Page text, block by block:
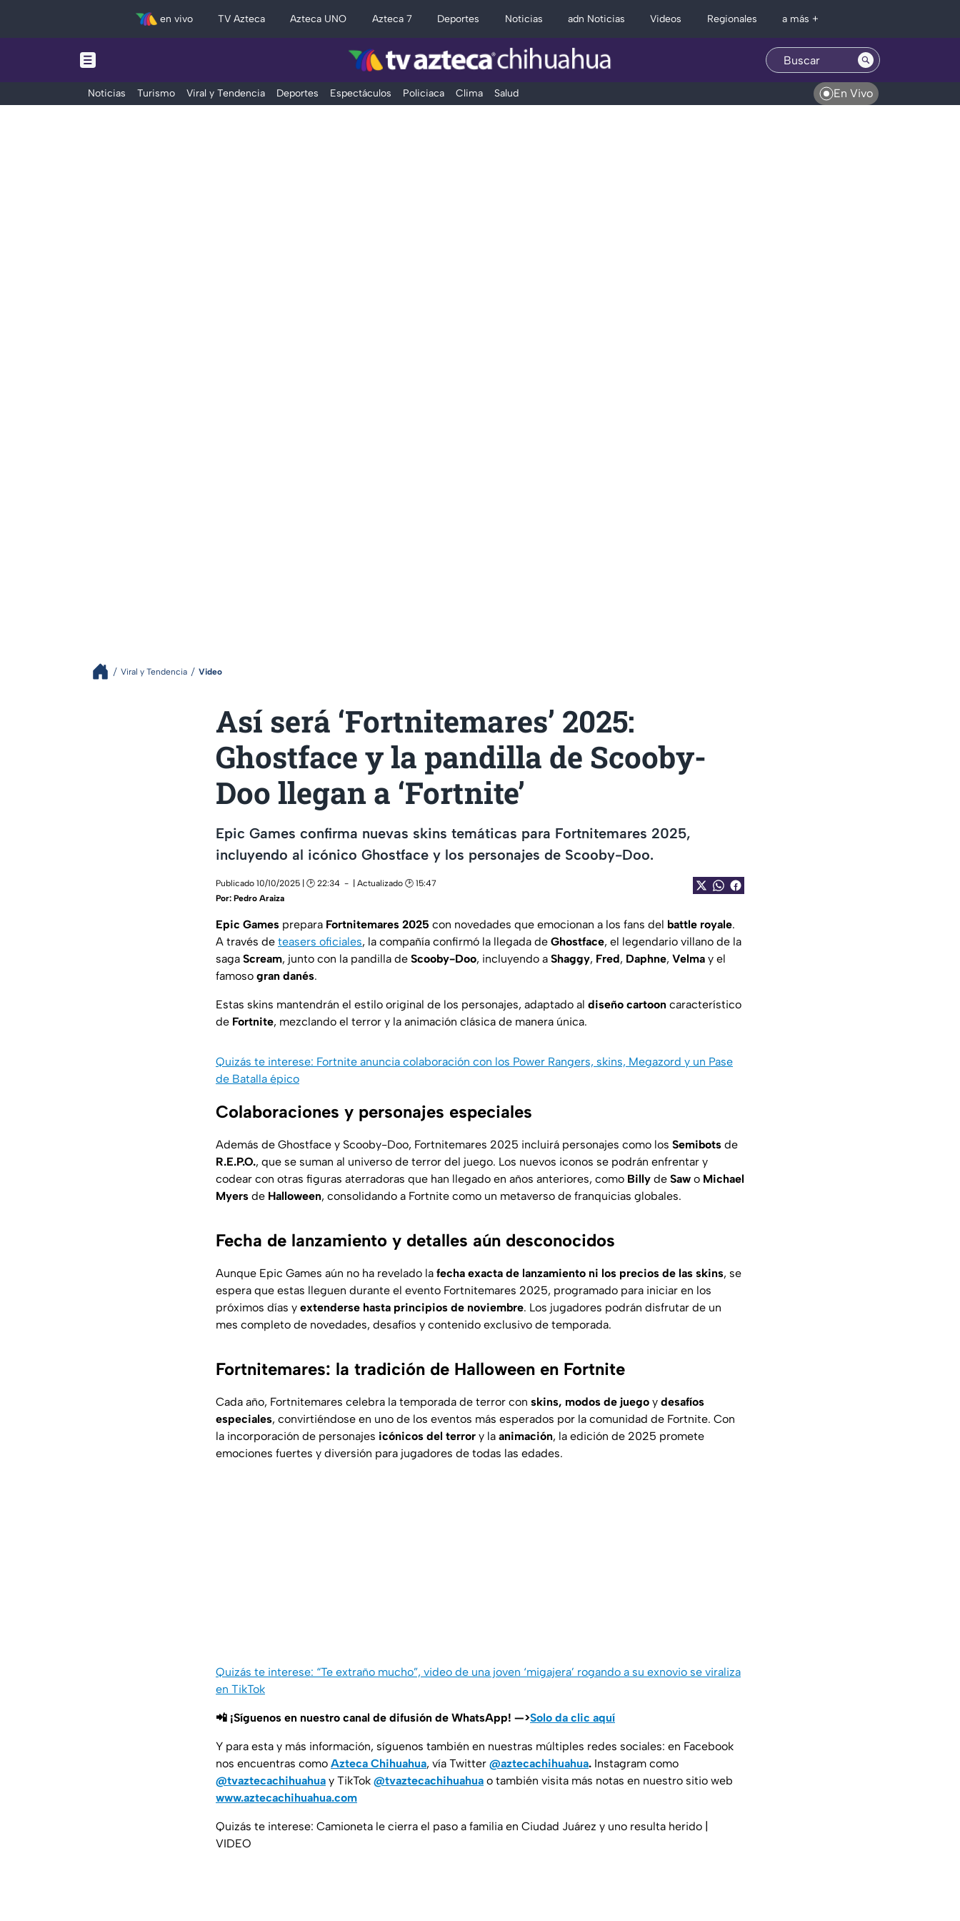
en vivo TV Azteca Azteca UNO Azteca 7 Deportes Noticias adn Noticias Videos Regionales a más +
Noticias Turismo Viral y Tendencia Deportes Espectáculos Policiaca Clima Salud En Vivo
Viral y Tendencia Video
Así será ‘Fortnitemares’ 2025:
Ghostface y la pandilla de Scooby-
Doo llegan a ‘Fortnite’
Epic Games confirma nuevas skins temáticas para Fortnitemares 2025,
incluyendo al icónico Ghostface y los personajes de Scooby-Doo.
Publicado 10/10/2025 | 🕑 22:34
| Actualizado 🕑 15:47
Por: Pedro Araiza
Epic Games prepara Fortnitemares 2025 con novedades que emocionan a los fans del battle royale.
A través de teasers oficiales, la compañía confirmó la llegada de Ghostface, el legendario villano de la
saga Scream, junto con la pandilla de Scooby-Doo, incluyendo a Shaggy, Fred, Daphne, Velma y el
famoso gran danés.
Estas skins mantendrán el estilo original de los personajes, adaptado al diseño cartoon característico
de Fortnite, mezclando el terror y la animación clásica de manera única.
Quizás te interese: Fortnite anuncia colaboración con los Power Rangers, skins, Megazord y un Pase
de Batalla épico
Colaboraciones y personajes especiales
Además de Ghostface y Scooby-Doo, Fortnitemares 2025 incluirá personajes como los Semibots de
R.E.P.O., que se suman al universo de terror del juego. Los nuevos iconos se podrán enfrentar y
codear con otras figuras aterradoras que han llegado en años anteriores, como Billy de Saw o Michael
Myers de Halloween, consolidando a Fortnite como un metaverso de franquicias globales.
Fecha de lanzamiento y detalles aún desconocidos
Aunque Epic Games aún no ha revelado la fecha exacta de lanzamiento ni los precios de las skins, se
espera que estas lleguen durante el evento Fortnitemares 2025, programado para iniciar en los
próximos días y extenderse hasta principios de noviembre. Los jugadores podrán disfrutar de un
mes completo de novedades, desafíos y contenido exclusivo de temporada.
Fortnitemares: la tradición de Halloween en Fortnite
Cada año, Fortnitemares celebra la temporada de terror con skins, modos de juego y desafíos
especiales, convirtiéndose en uno de los eventos más esperados por la comunidad de Fortnite. Con
la incorporación de personajes icónicos del terror y la animación, la edición de 2025 promete
emociones fuertes y diversión para jugadores de todas las edades.
Quizás te interese: “Te extraño mucho”, video de una joven ‘migajera’ rogando a su exnovio se viraliza
en TikTok
📲 ¡Síguenos en nuestro canal de difusión de WhatsApp! —>Solo da clic aquí
Y para esta y más información, síguenos también en nuestras múltiples redes sociales: en Facebook
nos encuentras como Azteca Chihuahua, vía Twitter @aztecachihuahua. Instagram como
@tvaztecachihuahua y TikTok @tvaztecachihuahua o también visita más notas en nuestro sitio web
www.aztecachihuahua.com
Quizás te interese: Camioneta le cierra el paso a familia en Ciudad Juárez y uno resulta herido |
VIDEO